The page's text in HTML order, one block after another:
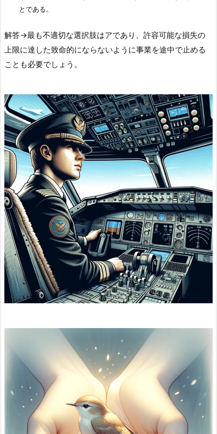
とである。
解答→最も不適切な選択肢はアであり、許容可能な損失の
上限に達した致命的にならないように事業を途中で止める
ことも必要でしょう。